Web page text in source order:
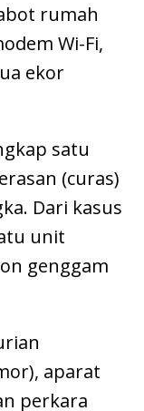
rumah
Wi-Fi,
ekor
satu
(curas)
Dari kasus
unit
genggam
aparat
perkara